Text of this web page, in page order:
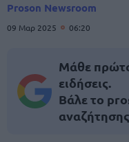
Proson Newsroom
09 Μαρ 2025 06:20
Μάθε
ειδήσεις.
Βάλε το